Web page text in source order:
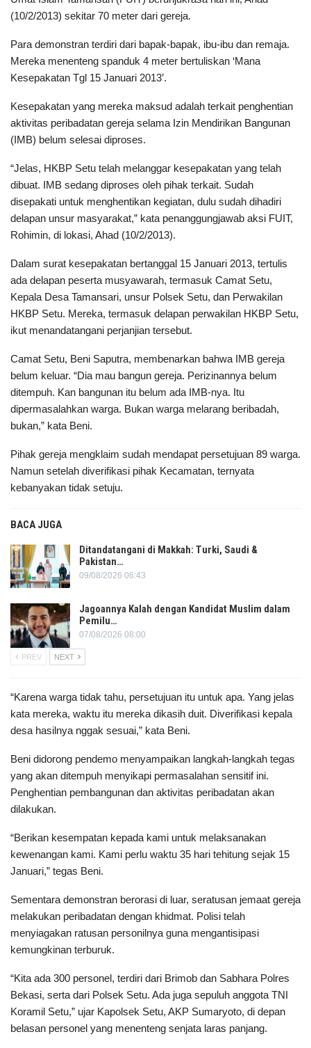
(10/2/2013) sekitar 70 meter dari gereja.
Para demonstran terdiri dari bapak-bapak, ibu-ibu dan remaja.
Mereka menenteng spanduk 4 meter bertuliskan ‘Mana
Kesepakatan Tgl 15 Januari 2013’.
Kesepakatan yang mereka maksud adalah terkait penghentian
aktivitas peribadatan gereja selama Izin Mendirikan Bangunan
(IMB) belum selesai diproses.
“Jelas, HKBP Setu telah melanggar kesepakatan yang telah
dibuat. IMB sedang diproses oleh pihak terkait. Sudah
disepakati untuk menghentikan kegiatan, dulu sudah dihadiri
delapan unsur masyarakat,” kata penanggungjawab aksi FUIT,
Rohimin, di lokasi, Ahad (10/2/2013).
Dalam surat kesepakatan bertanggal 15 Januari 2013, tertulis
ada delapan peserta musyawarah, termasuk Camat Setu,
Kepala Desa Tamansari, unsur Polsek Setu, dan Perwakilan
HKBP Setu. Mereka, termasuk delapan perwakilan HKBP Setu,
ikut menandatangani perjanjian tersebut.
Camat Setu, Beni Saputra, membenarkan bahwa IMB gereja
belum keluar. “Dia mau bangun gereja. Perizinannya belum
ditempuh. Kan bangunan itu belum ada IMB-nya. Itu
dipermasalahkan warga. Bukan warga melarang beribadah,
bukan,” kata Beni.
Pihak gereja mengklaim sudah mendapat persetujuan 89 warga.
Namun setelah diverifikasi pihak Kecamatan, ternyata
kebanyakan tidak setuju.
BACA JUGA
Ditandatangani di Makkah: Turki, Saudi &
Pakistan…
09/08/2026 06:43
Jagoannya Kalah dengan Kandidat Muslim dalam
Pemilu…
07/08/2026 08:00
PREV NEXT
“Karena warga tidak tahu, persetujuan itu untuk apa. Yang jelas
kata mereka, waktu itu mereka dikasih duit. Diverifikasi kepala
desa hasilnya nggak sesuai,” kata Beni.
Beni didorong pendemo menyampaikan langkah-langkah tegas
yang akan ditempuh menyikapi permasalahan sensitif ini.
Penghentian pembangunan dan aktivitas peribadatan akan
dilakukan.
“Berikan kesempatan kepada kami untuk melaksanakan
kewenangan kami. Kami perlu waktu 35 hari tehitung sejak 15
Januari,” tegas Beni.
Sementara demonstran berorasi di luar, seratusan jemaat gereja
melakukan peribadatan dengan khidmat. Polisi telah
menyiagakan ratusan personilnya guna mengantisipasi
kemungkinan terburuk.
“Kita ada 300 personel, terdiri dari Brimob dan Sabhara Polres
Bekasi, serta dari Polsek Setu. Ada juga sepuluh anggota TNI
Koramil Setu,” ujar Kapolsek Setu, AKP Sumaryoto, di depan
belasan personel yang menenteng senjata laras panjang.